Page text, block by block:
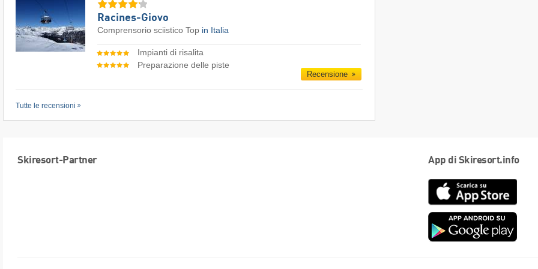
Racines-Giovo
Comprensorio sciistico Top in Italia
Impianti di risalita
Preparazione delle piste
Recensione
Tutte le recensioni
Skiresort-Partner App di Skiresort.info
App